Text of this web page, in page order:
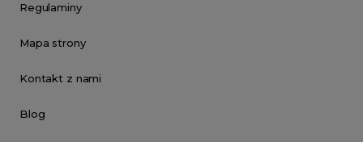
Regulaminy
Mapa strony
Kontakt z nami
Blog